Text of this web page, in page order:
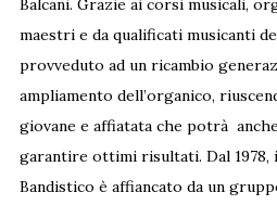
maestri e da qualificati musicanti
provveduto ad un ricambio
ampliamento dell’organico,
giovane e affiatata che potrà
garantire ottimi risultati. Dal 1978,
Bandistico è affiancato da un